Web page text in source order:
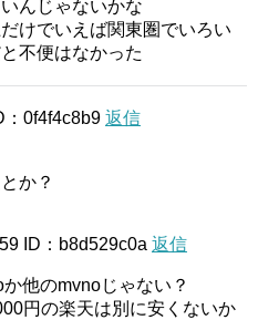
んじゃないかな
けでいえば関東圏でいろい
不便はなかった
：0f4f4c8b9 返信
か？
ID：b8d529c0a 返信
他のmvnoじゃない？
円の楽天は別に安くないか